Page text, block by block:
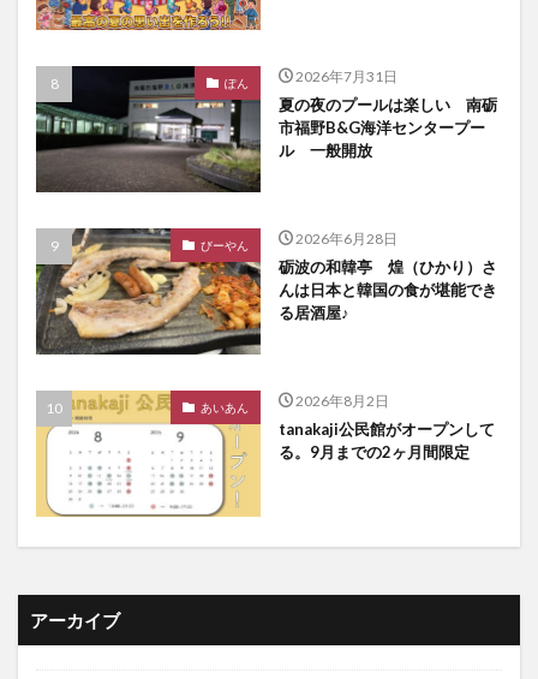
ぽん 2026年7月31日
夏の夜のプールは楽しい 南砺
市福野B&G海洋センタープー
ル 一般開放
びーやん 2026年6月28日
砺波の和韓亭 煌（ひかり）さ
んは日本と韓国の食が堪能でき
る居酒屋♪
あいあん 2026年8月2日
tanakaji公民館がオープンして
る。9月までの2ヶ月間限定
アーカイブ